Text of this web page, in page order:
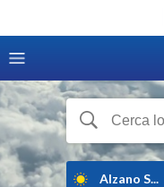
Alzano S...